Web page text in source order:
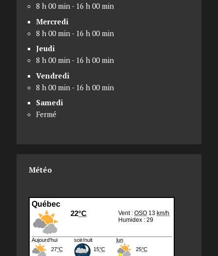
8 h 00 min - 16 h 00 min
Mercredi
8 h 00 min - 16 h 00 min
Jeudi
8 h 00 min - 16 h 00 min
Vendredi
8 h 00 min - 16 h 00 min
Samedi
Fermé
Météo